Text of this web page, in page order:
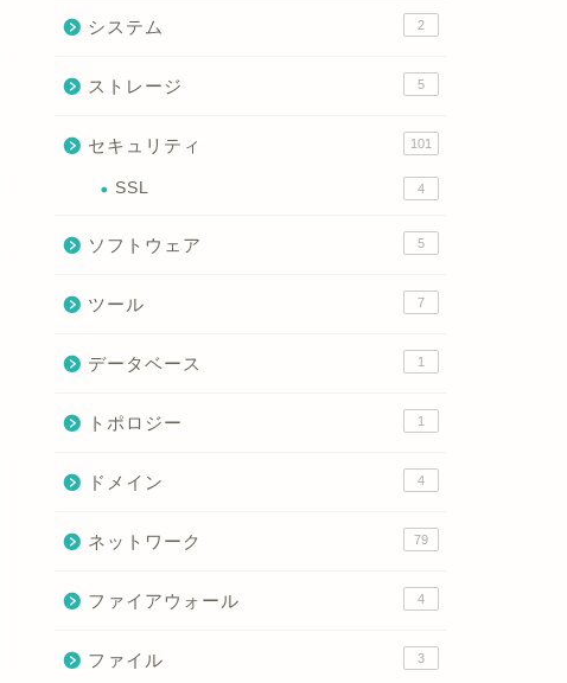
システム 2
ストレージ 5
セキュリティ 101
SSL 4
ソフトウェア 5
ツール 7
データベース 1
トポロジー 1
ドメイン 4
ネットワーク 79
ファイアウォール 4
ファイル 3